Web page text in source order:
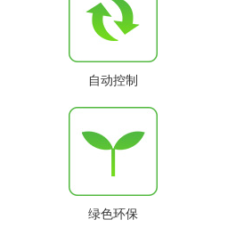
自动控制
绿色环保